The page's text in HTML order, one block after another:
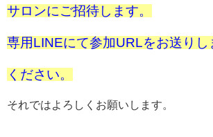
サロンにご招待します。
専用LINEにて参加URLをお送りし
ください。
それではよろしくお願いします。